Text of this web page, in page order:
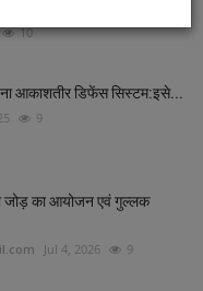
10
​​​​​​​आकाशतीर डिफेंस सिस्टम:इसे...
9
जोड़ का आयोजन एवं गुल्लक
Jul 4, 2026 9